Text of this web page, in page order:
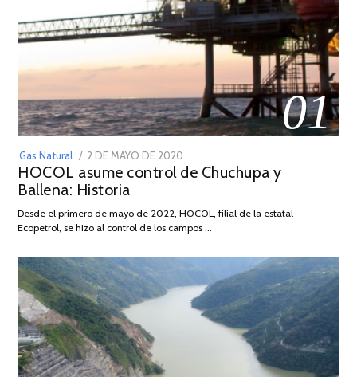
01
Gas Natural
POSTED
ON
2 DE MAYO DE 2020
DE
2026
HOCOL asume control de Chuchupa y
Ballena: Historia
Desde el primero de mayo de 2022, HOCOL, filial de la estatal
Ecopetrol, se hizo al control de los campos …